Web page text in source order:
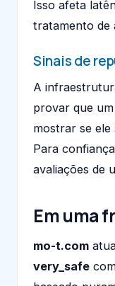
Isso afeta
tratamento de
Sinais de
A
provar que
mostrar se ele
Para
avaliações de
Em uma
mo-t.com
very_safe